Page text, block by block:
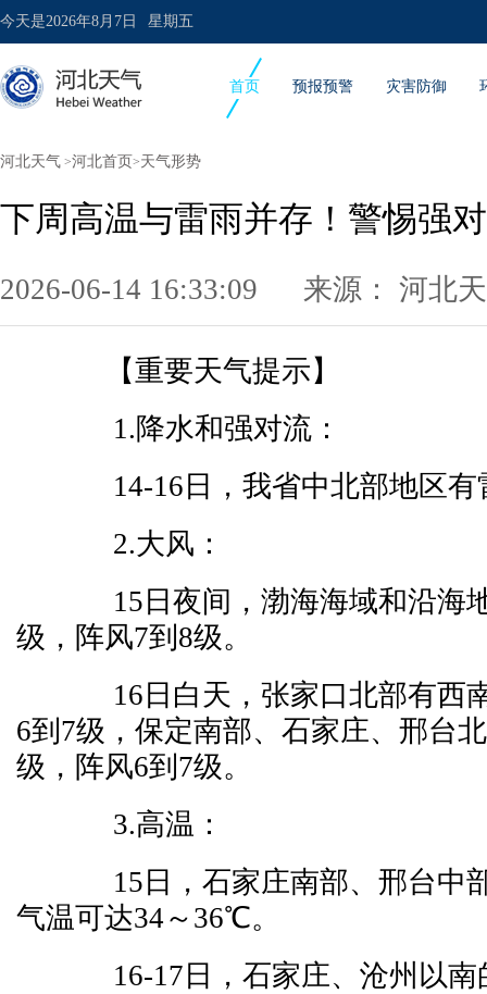
今天是2026年8月7日 星期五
首页 预报预警 灾害防御
河北天气 >河北首页 >天气形势
下周高温与雷雨并存！警惕强
2026-06-14 16:33:09 来源： 河北
【重要天气提示】
1.降水和强对流：
14-16日，我省中北部地区
2.大风：
15日夜间，渤海海域和沿海
级，阵风7到8级。
16日白天，张家口北部有西
6到7级，保定南部、石家庄、邢台
级，阵风6到7级。
3.高温：
15日，石家庄南部、邢台中
气温可达34～36℃。
16-17日，石家庄、沧州以